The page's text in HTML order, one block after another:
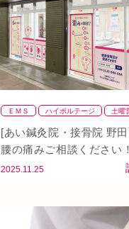
ＥＭＳ ハイボルテージ 土曜
整骨
肩 背骨矯正 腰
頭痛
首 駅近 骨盤矯正
[あい鍼灸院・接骨院 野
腰の痛みご相談ください！
2025.11.25